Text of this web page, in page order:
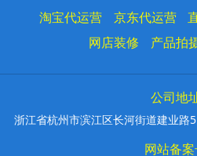
淘宝代运营 京东代运营
网店装修
产品拍
公司地
浙江省杭州市滨江区长河街道建业路
网站备